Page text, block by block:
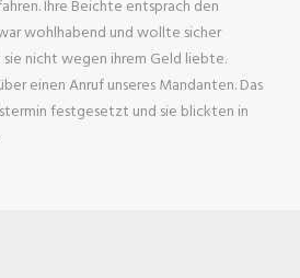
Ihre Beichte entsprach den
wohlhabend und wollte sicher
sie nicht wegen ihrem Geld liebte.
einen Anruf unseres Mandanten. Das
festgesetzt und sie blickten in